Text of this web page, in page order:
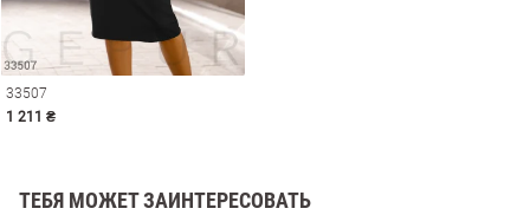
33507
1 211 ₴
ТЕБЯ МОЖЕТ ЗАИНТЕРЕСОВАТЬ